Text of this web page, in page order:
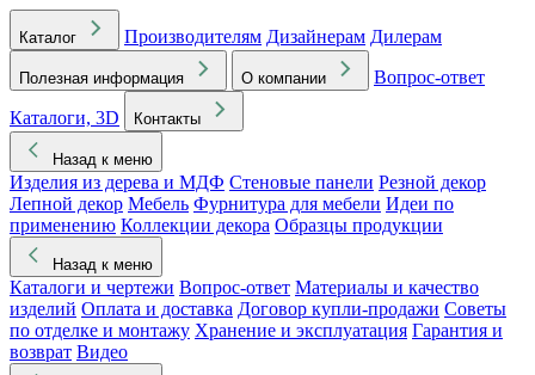
Каталог Производителям Дизайнерам Дилерам
Полезная информация О компании
Вопрос-ответ
Каталоги, 3D
Контакты
Назад к меню
Изделия из дерева и МДФ Стеновые панели Резной декор
Лепной декор Мебель Фурнитура для мебели Идеи по
применению Коллекции декора Образцы продукции
Назад к меню
Каталоги и чертежи Вопрос-ответ Материалы и качество
изделий Оплата и доставка Договор купли-продажи Советы
по отделке и монтажу Хранение и эксплуатация Гарантия и
возврат Видео